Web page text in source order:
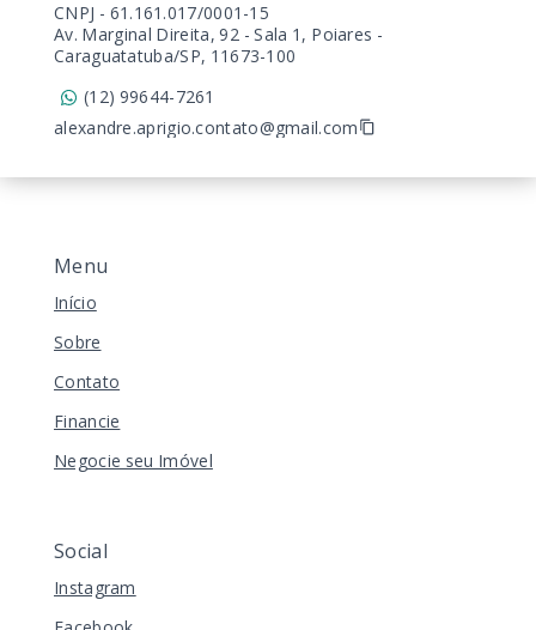
Menu
Início
Sobre
Contato
Financie
Negocie seu Imóvel
Social
Instagram
CNPJ - 61.161.017/0001-15
Av. Marginal Direita, 92 - Sala 1, Poiares -
Caraguatatuba/SP, 11673-100
(12) 99644-7261
alexandre.aprigio.contato@gmail.com